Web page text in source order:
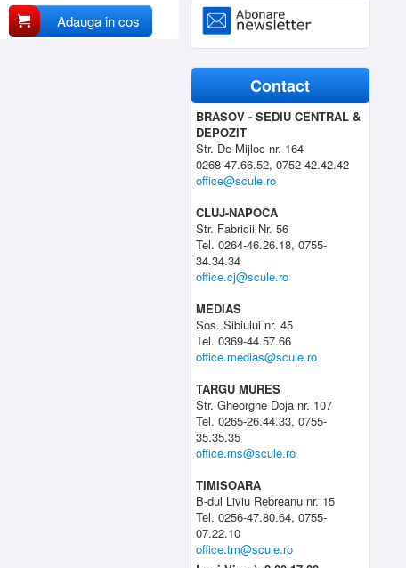
Adauga in cos
Contact
BRASOV - SEDIU CENTRAL &
DEPOZIT
Str. De Mijloc nr. 164
0268-47.66.52, 0752-42.42.42
office@scule.ro
CLUJ-NAPOCA
Str. Fabricii Nr. 56
Tel. 0264-46.26.18, 0755-
34.34.34
office.cj@scule.ro
MEDIAS
Sos. Sibiului nr. 45
Tel. 0369-44.57.66
office.medias@scule.ro
TARGU MURES
Str. Gheorghe Doja nr. 107
Tel. 0265-26.44.33, 0755-
35.35.35
office.ms@scule.ro
TIMISOARA
B-dul Liviu Rebreanu nr. 15
Tel. 0256-47.80.64, 0755-
07.22.10
office.tm@scule.ro